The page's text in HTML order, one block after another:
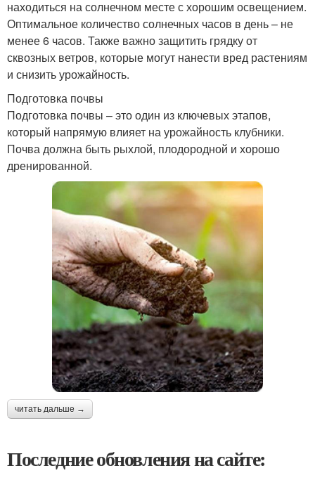
находиться на солнечном месте с хорошим освещением.
Оптимальное количество солнечных часов в день – не
менее 6 часов. Также важно защитить грядку от
сквозных ветров, которые могут нанести вред растениям
и снизить урожайность.
Подготовка почвы
Подготовка почвы – это один из ключевых этапов,
который напрямую влияет на урожайность клубники.
Почва должна быть рыхлой, плодородной и хорошо
дренированной.
читать дальше →
Последние обновления на сайте: